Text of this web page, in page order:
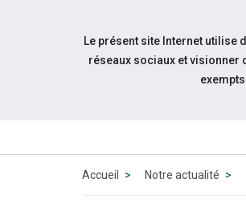
Aller au contenu
Accueil Notre actualité
Le présent site Internet utilise
réseaux sociaux et visionner